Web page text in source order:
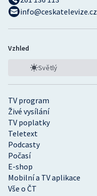
TV program
Živé vysílání
TV poplatky
Teletext
Podcasty
Počasí
E-shop
Mobilní a TV aplikace
Vše o ČT
info@ceskatelevize.cz
Vzhled
Světlý